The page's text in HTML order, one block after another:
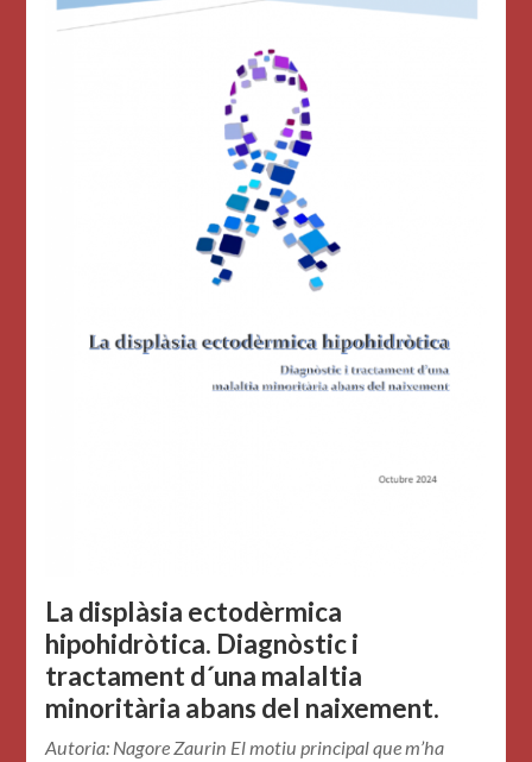
La displàsia ectodèrmica
hipohidròtica. Diagnòstic i
tractament d´una malaltia
minoritària abans del naixement.
Autoria: Nagore Zaurin El motiu principal que m’ha